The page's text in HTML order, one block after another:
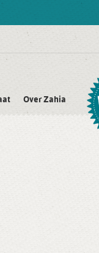
Over Zahia